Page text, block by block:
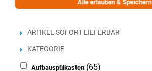
ARTIKEL SOFORT LIEFERBAR
KATEGORIE
Aufbauspülkasten (65)
Alle erlauben & Speichern